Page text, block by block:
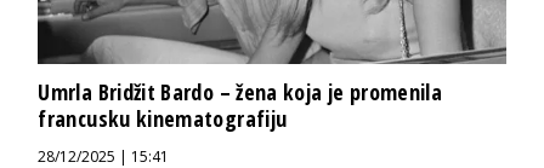
Umrla Bridžit Bardo – žena koja je promenila
francusku kinematografiju
28/12/2025 | 15:41